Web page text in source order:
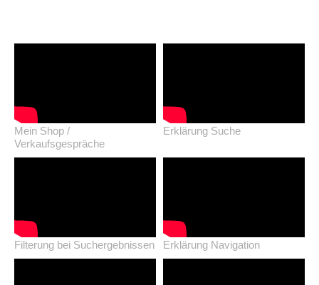
Mein Shop /
Verkaufsgespräche
Erklärung Suche
Filterung bei Suchergebnissen Erklärung Navigation